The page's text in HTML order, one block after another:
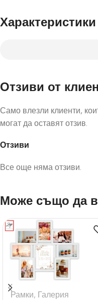
Характеристики
Отзиви от
Отзиви
Все още няма отзиви.
Само влезли клиенти,
могат да оставят отзив.
Може също да
Рамки, Галерия